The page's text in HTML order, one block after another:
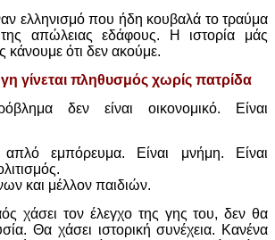
ελληνισμό που ήδη κουβαλά το τραύμα
απώλειας εδάφους. Η ιστορία μάς
κάνουμε ότι δεν ακούμε.
γίνεται πληθυσμός χωρίς πατρίδα
δεν είναι οικονομικό. Είναι
εμπόρευμα. Είναι μνήμη. Είναι
και μέλλον παιδιών.
χάσει τον έλεγχο της γης του, δεν θα
Θα χάσει ιστορική συνέχεια. Κανένα